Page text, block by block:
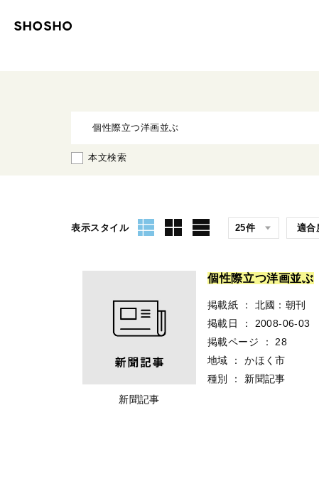
本文検索
表示スタイル
新聞記事
個性際立つ洋画並ぶ
掲載紙 ：
北國：朝刊
掲載日
：
2008-06-03
掲載ページ
：
28
地域
：
かほく市
種別
： 新聞記事